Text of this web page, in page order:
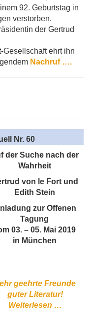
92. Geburtstag in
verstorben.
der Gertrud
Gesellschaft ehrt ihn
Nachruf ….
Nr. 60
der Suche nach der
Wahrheit
von le Fort und
Edith Stein
zur Offenen
Tagung
03. – 05. Mai 2019
in München
geehrte Freunde
guter Literatur!
Weiterlesen …